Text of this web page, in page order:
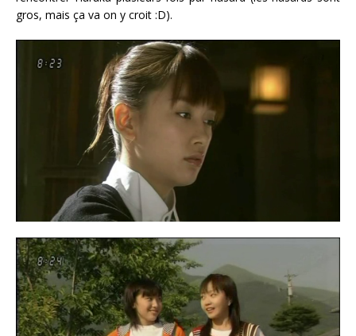
gros, mais ça va on y croit :D).